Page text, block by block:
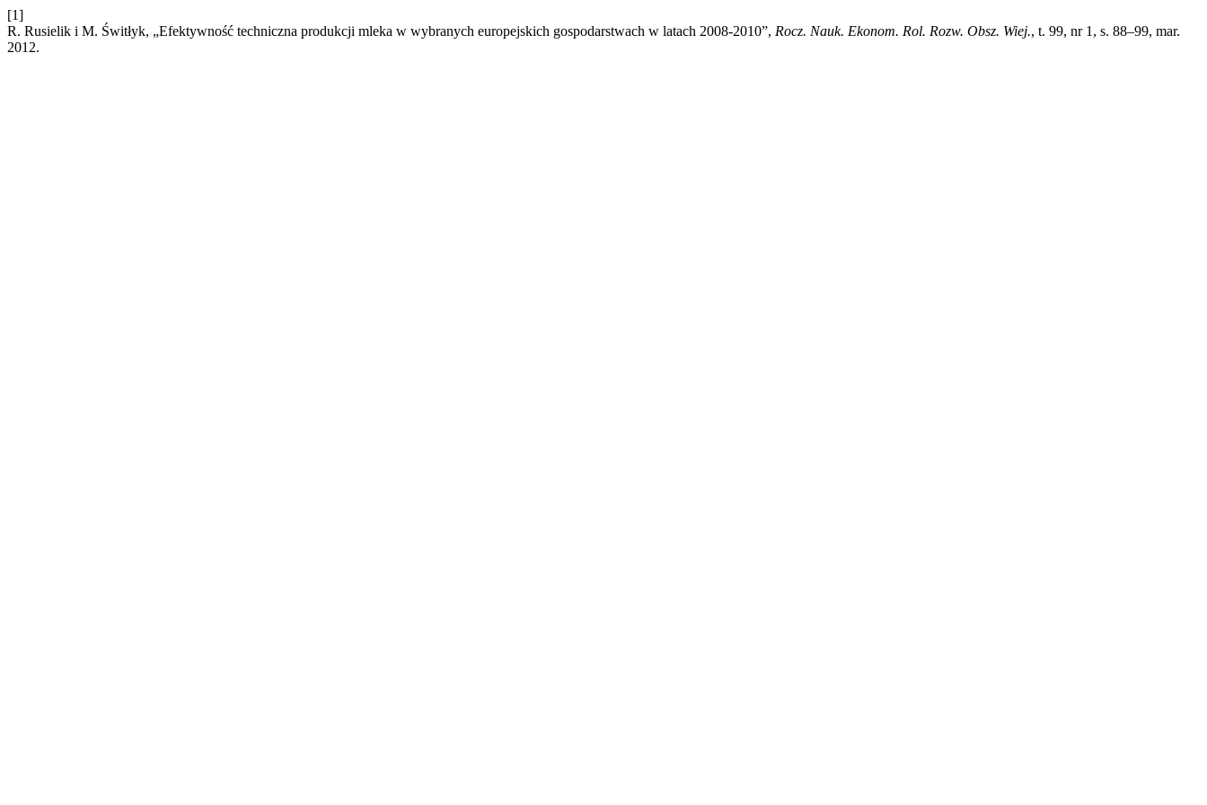
[1]
R. Rusielik i M. Świtłyk, „Efektywność techniczna produkcji mleka w wybranych europejskich gospodarstwach w latach 2008-2010”, Rocz. Nauk. Ekonom. Rol. Rozw. Obsz. Wiej., t. 99, nr 1, s. 88–99, mar.
2012.